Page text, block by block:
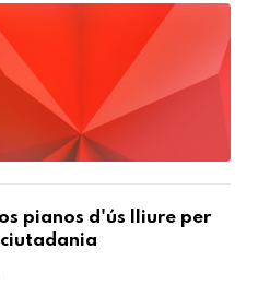
pianos d'ús lliure per